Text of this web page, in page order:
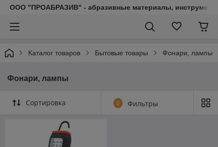
ООО "ПРОАБРАЗИВ" - абразивные материалы, инструмент,
Каталог товаров Бытовые товары Фонари, лампы
Фонари, лампы
Сортировка 0 Фильтры